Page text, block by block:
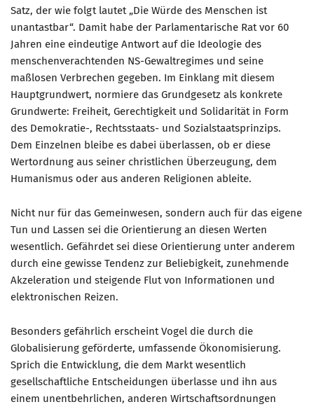
Satz, der wie folgt lautet „Die Würde des Menschen ist
unantastbar“. Damit habe der Parlamentarische Rat vor 60
Jahren eine eindeutige Antwort auf die Ideologie des
menschenverachtenden NS-Gewaltregimes und seine
maßlosen Verbrechen gegeben. Im Einklang mit diesem
Hauptgrundwert, normiere das Grundgesetz als konkrete
Grundwerte: Freiheit, Gerechtigkeit und Solidarität in Form
des Demokratie-, Rechtsstaats- und Sozialstaatsprinzips.
Dem Einzelnen bleibe es dabei überlassen, ob er diese
Wertordnung aus seiner christlichen Überzeugung, dem
Humanismus oder aus anderen Religionen ableite.
Nicht nur für das Gemeinwesen, sondern auch für das eigene
Tun und Lassen sei die Orientierung an diesen Werten
wesentlich. Gefährdet sei diese Orientierung unter anderem
durch eine gewisse Tendenz zur Beliebigkeit, zunehmende
Akzeleration und steigende Flut von Informationen und
elektronischen Reizen.
Besonders gefährlich erscheint Vogel die durch die
Globalisierung geförderte, umfassende Ökonomisierung.
Sprich die Entwicklung, die dem Markt wesentlich
gesellschaftliche Entscheidungen überlasse und ihn aus
einem unentbehrlichen, anderen Wirtschaftsordnungen